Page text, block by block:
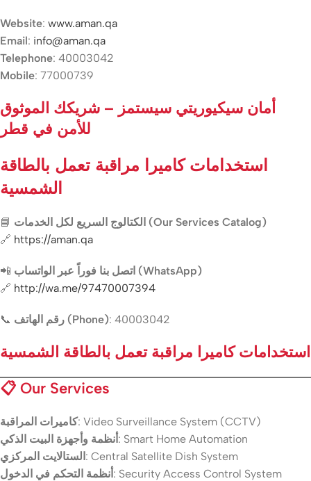
Website: www.aman.qa
Email: info@aman.qa
Telephone: 40003042
Mobile: 77000739
أمان سيكيوريتي سيستمز – شريكك الموثوق
للأمن في قطر
استخدامات كاميرا مراقبة تعمل بالطاقة
الشمسية
📘
الكتالوج السريع لكل الخدمات (Our Services Catalog)
🔗 https://aman.qa
📲
اتصل بنا فوراً عبر الواتساب (WhatsApp)
🔗 http://wa.me/97470007394
📞 رقم الهاتف (Phone): 40003042
استخدامات كاميرا مراقبة تعمل بالطاقة الشمسية
📋 Our Services
كاميرات المراقبة: Video Surveillance System (CCTV)
أنظمة وأجهزة البيت الذكي: Smart Home Automation
الستالايت المركزي: Central Satellite Dish System
أنظمة التحكم في الدخول: Security Access Control System